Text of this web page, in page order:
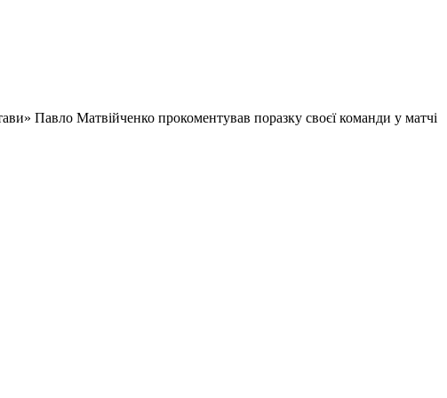
Павло Матвійченко прокоментував поразку своєї команди у матчі